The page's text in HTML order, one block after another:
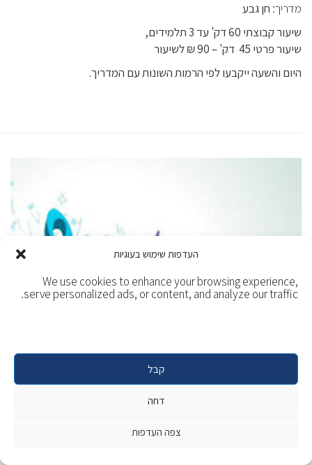
העדפות שימוש בעוגיות
We use cookies to enhance your browsing experience,
serve personalized ads, or content, and analyze our traffic.
קבל
דחה
צפה העדפות
מדריך: חן גבע
שיעור קבוצתי 60 דק' עד 3 תלמידים,
שיעור פרטי 45 דק' – 90 ₪ לשיעור
היום והשעה ייקבעו לפי הרמות השונות עם המדריך.
שיעורי פיתוח קול